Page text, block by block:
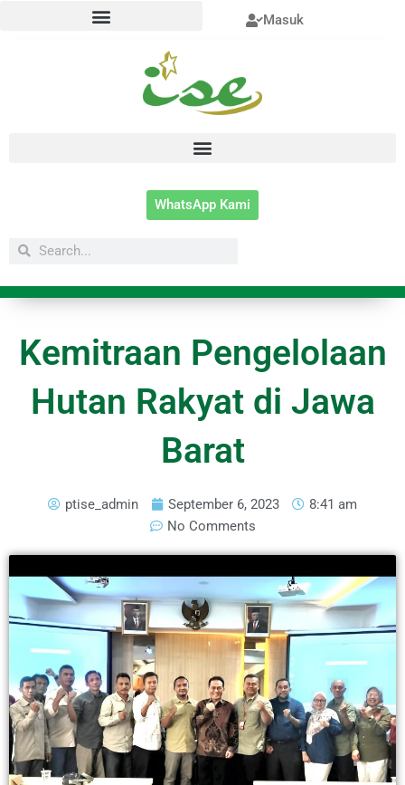
Masuk
WhatsApp Kami
SearchSearch
Kemitraan Pengelolaan
Hutan Rakyat di Jawa
Barat
ptise_admin September 6, 2023
8:41 am
No Comments